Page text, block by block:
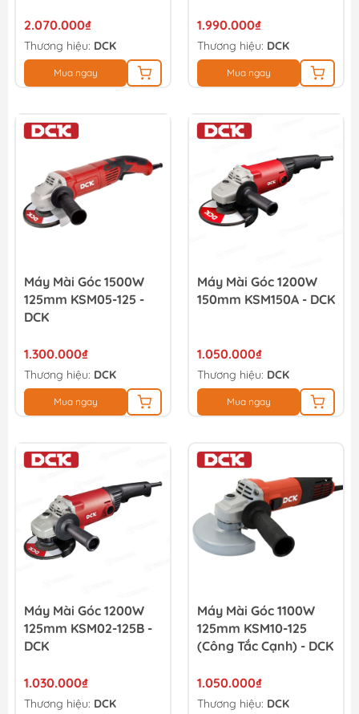
2.070.000₫
Thương hiệu: DCK
Mua ngay
1.990.000₫
Thương hiệu: DCK
Mua ngay
Máy Mài Góc 1500W
125mm KSM05-125 -
DCK
1.300.000₫
Thương hiệu: DCK
Mua ngay
Máy Mài Góc 1200W
150mm KSM150A - DCK
1.050.000₫
Thương hiệu: DCK
Mua ngay
Máy Mài Góc 1200W
125mm KSM02-125B -
DCK
1.030.000₫
Thương hiệu: DCK
Máy Mài Góc 1100W
125mm KSM10-125
(công Tắc Cạnh) - DCK
1.050.000₫
Thương hiệu: DCK